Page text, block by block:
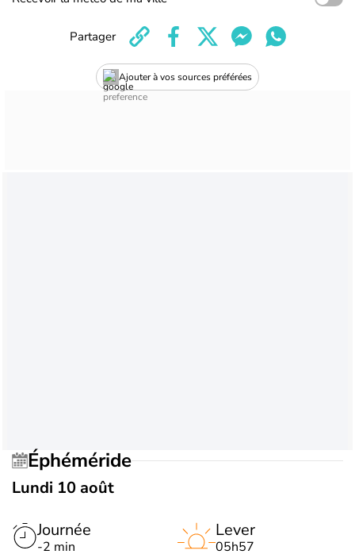
Ajouter à vos sources préférées
Partager
Éphéméride
Lundi 10 août
Journée
-2 min
Lever
05h57